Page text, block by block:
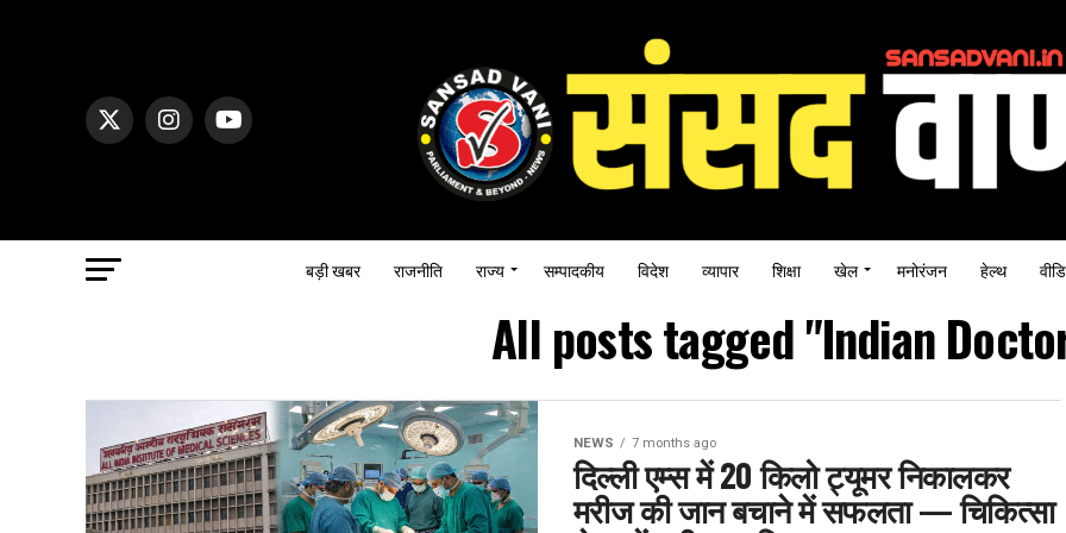
बड़ी खबर राजनीति राज्य सम्पादकीय विदेश व्यापार शिक्षा खेल मनोरंजन हेल्थ
All posts tagged "Indian
NEWS 7 months ago
दिल्ली एम्स में 20 किलो ट्यूमर निकालकर
मरीज की जान बचाने में सफलता — चिकित्सा